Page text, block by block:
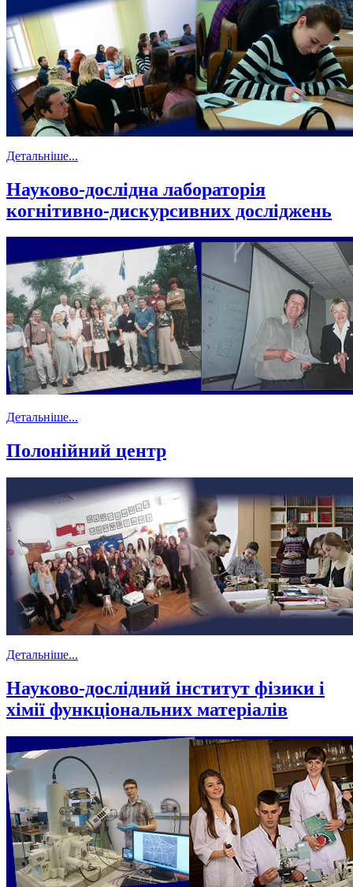
Детальніше...
Науково-дослідна лабораторія
когнітивно-дискурсивних досліджень
Детальніше...
Полонійний центр
Детальніше...
Науково-дослідний інститут фізики і
хімії функціональних матеріалів